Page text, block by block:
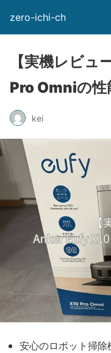
zero-ichi-ch
【実機レビ
Pro Omniの性
kei
安心のロボット掃除